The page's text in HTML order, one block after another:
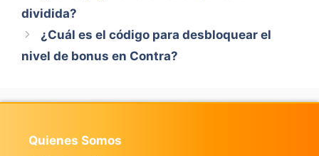
dividida?
¿Cuál es el código para desbloquear el
nivel de bonus en Contra?
Quienes Somos